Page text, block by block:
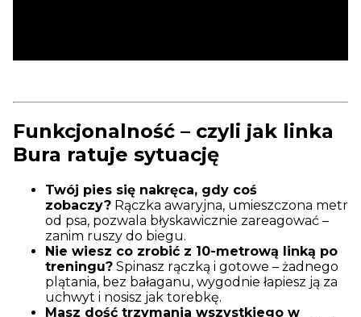
Funkcjonalność – czyli jak linka
Bura ratuje sytuację
Twój pies się nakręca, gdy coś
zobaczy? Rączka awaryjna, umieszczona metr
od psa, pozwala błyskawicznie zareagować –
zanim ruszy do biegu.
Nie wiesz co zrobić z 10-metrową linką po
treningu? Spinasz rączką i gotowe – żadnego
plątania, bez bałaganu, wygodnie łapiesz ją za
uchwyt i nosisz jak torebkę.
Masz dość trzymania wszystkiego w